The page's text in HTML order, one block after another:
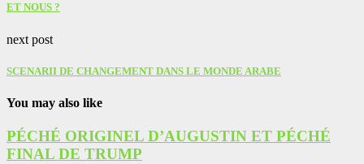
ET NOUS ?
next post
SCENARII DE CHANGEMENT DANS LE MONDE ARABE
You may also like
PÉCHÉ ORIGINEL D’AUGUSTIN ET PÉCHÉ
FINAL DE TRUMP